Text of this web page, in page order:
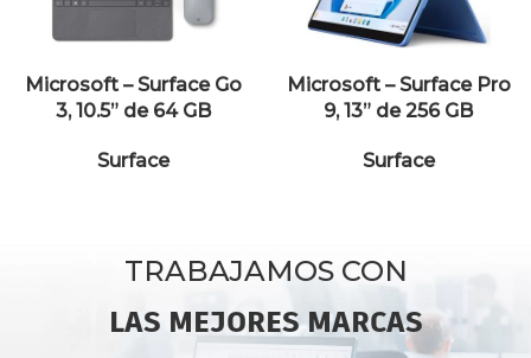
Microsoft – Surface Go
3, 10.5” de 64 GB
Surface
Microsoft – Surface Pro
9, 13” de 256 GB
Surface
TRABAJAMOS CON
LAS MEJORES MARCAS